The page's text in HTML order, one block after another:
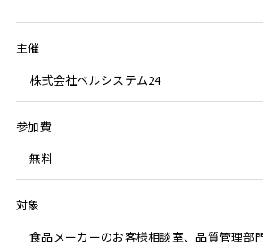
主催
株式会社ベルシステム24
参加費
無料
対象
食品メーカーのお客様相談室、品質管理部